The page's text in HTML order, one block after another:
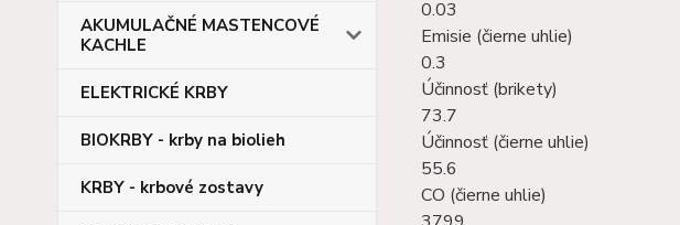
AKUMULAČNÉ MASTENCOVÉ
KACHLE
ELEKTRICKÉ KRBY
BIOKRBY - krby na biolieh
KRBY - krbové zostavy
0.03
Emisie (čierne uhlie)
0.3
Účinnosť (brikety)
73.7
Účinnosť (čierne uhlie)
55.6
CO (čierne uhlie)